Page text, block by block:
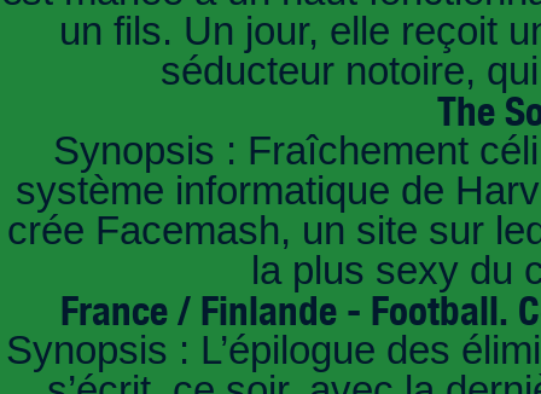
un fils. Un jour, elle reçoit
séducteur notoire,
The
Synopsis : Fraîchement
système informatique de
crée Facemash, un site sur
la plus sexy du
France / Finlande - Football.
Synopsis : L’épilogue des